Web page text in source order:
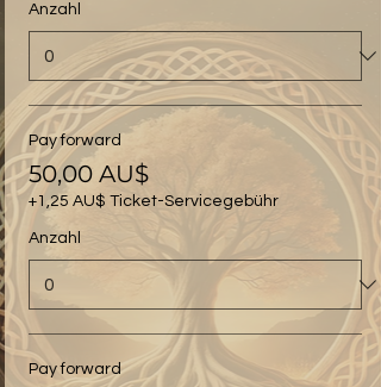
Anzahl
Pay forward
50,00 AU$
+1,25 AU$ Ticket-Servicegebühr
Anzahl
Pay forward